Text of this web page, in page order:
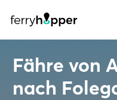
Fähre von
nach